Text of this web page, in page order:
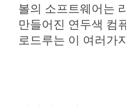
볼의 소프트웨어는
만들어진 연두색 컴
로드루는 이 여러가